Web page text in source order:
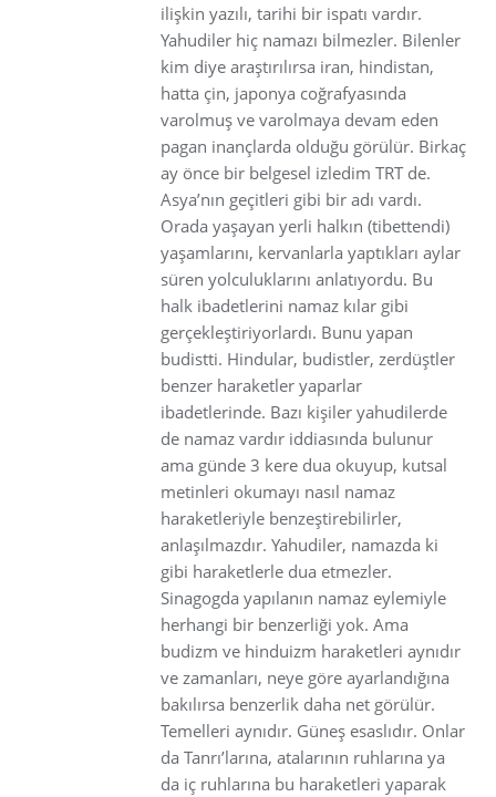
ilişkin yazılı, tarihi bir ispatı vardır.
Yahudiler hiç namazı bilmezler. Bilenler
kim diye araştırılırsa iran, hindistan,
hatta çin, japonya coğrafyasında
varolmuş ve varolmaya devam eden
pagan inançlarda olduğu görülür. Birkaç
ay önce bir belgesel izledim TRT de.
Asya’nın geçitleri gibi bir adı vardı.
Orada yaşayan yerli halkın (tibettendi)
yaşamlarını, kervanlarla yaptıkları aylar
süren yolculuklarını anlatıyordu. Bu
halk ibadetlerini namaz kılar gibi
gerçekleştiriyorlardı. Bunu yapan
budistti. Hindular, budistler, zerdüştler
benzer haraketler yaparlar
ibadetlerinde. Bazı kişiler yahudilerde
de namaz vardır iddiasında bulunur
ama günde 3 kere dua okuyup, kutsal
metinleri okumayı nasıl namaz
haraketleriyle benzeştirebilirler,
anlaşılmazdır. Yahudiler, namazda ki
gibi haraketlerle dua etmezler.
Sinagogda yapılanın namaz eylemiyle
herhangi bir benzerliği yok. Ama
budizm ve hinduizm haraketleri aynıdır
ve zamanları, neye göre ayarlandığına
bakılırsa benzerlik daha net görülür.
Temelleri aynıdır. Güneş esaslıdır. Onlar
da Tanrı’larına, atalarının ruhlarına ya
da iç ruhlarına bu haraketleri yaparak